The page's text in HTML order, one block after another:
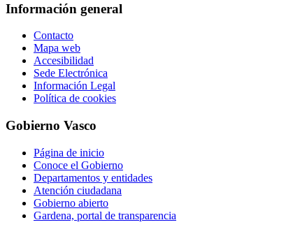
Información general
Contacto
Mapa web
Accesibilidad
Sede Electrónica
Información Legal
Política de cookies
Gobierno Vasco
Página de inicio
Conoce el Gobierno
Departamentos y entidades
Atención ciudadana
Gobierno abierto
Gardena, portal de transparencia